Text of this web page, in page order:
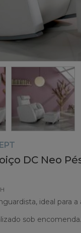
DC Neo
ideal para
sob encomenda.